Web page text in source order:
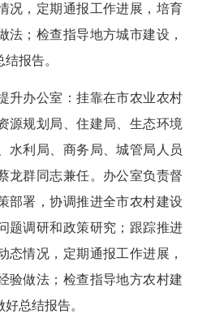
况，定期通报工作进展，培育
法；检查指导地方城市建设，
报告。
升办公室：挂靠在市农业农村
源规划局、住建局、生态环境
水利局、商务局、城管局人员
龙群同志兼任。办公室负责督
部署，协调推进全市农村建设
题调研和政策研究；跟踪推进
态情况，定期通报工作进展，
验做法；检查指导地方农村建
总结报告。